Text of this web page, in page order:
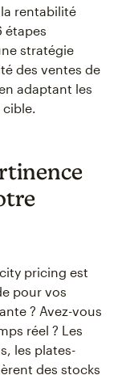
rentabilité
étapes
stratégie
des ventes de
adaptant les
cible.
pricing est
pour vos
? Avez-vous
réel ? Les
les plates-
des stocks